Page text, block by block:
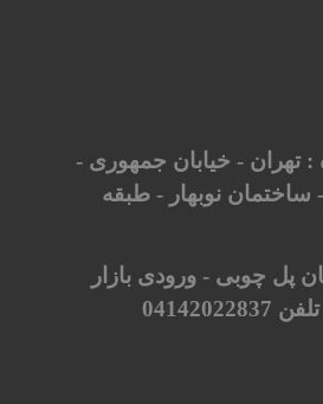
تهران - خیابان جمهوری -
ساختمان نوبهار - طبقه
پل چوبی - ورودی بازار